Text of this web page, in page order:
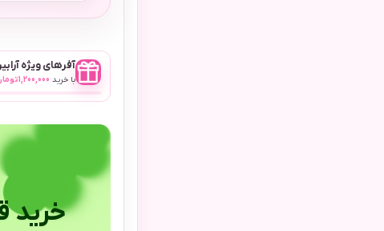
آفرهای ویژه
با خرید 1,200,000
خرید